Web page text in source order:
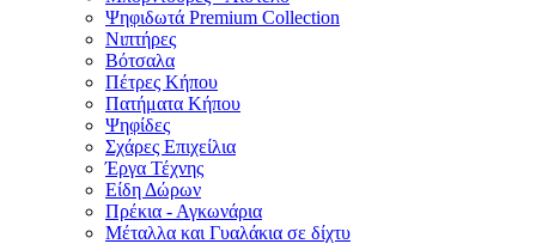
Ψηφιδωτά Premium Collection
Νιπτήρες
Βότσαλα
Πέτρες Κήπου
Πατήματα Κήπου
Ψηφίδες
Σχάρες Επιχείλια
Έργα Τέχνης
Είδη Δώρων
Πρέκια - Αγκωνάρια
Μέταλλα και Γυαλάκια σε δίχτυ